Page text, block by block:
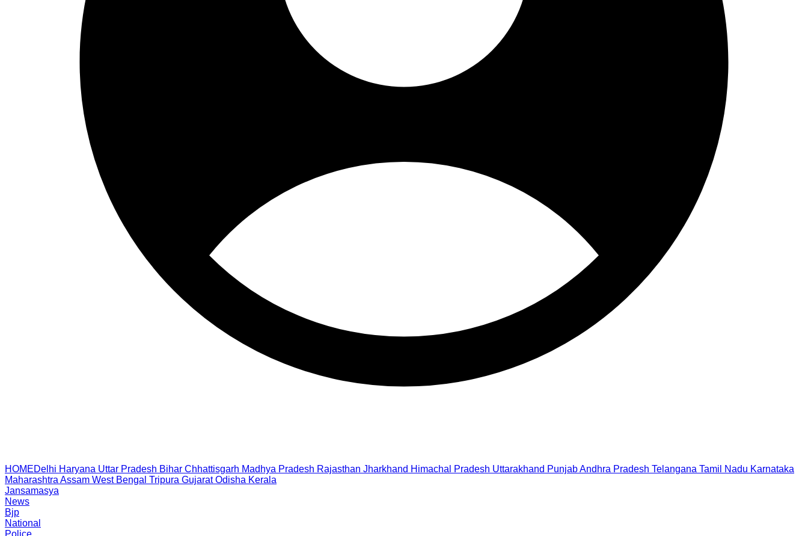
HOMEDelhi Haryana Uttar Pradesh Bihar Chhattisgarh Madhya Pradesh Rajasthan Jharkhand Himachal Pradesh Uttarakhand PunjabAndhra Pradesh Telangana Tamil Nadu Karnataka
Maharashtra Assam West Bengal Tripura Gujarat Odisha Kerala
Jansamasya
News
Bjp
National
Police